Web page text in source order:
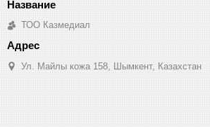
ТОО Казмедиал
Ул. Майлы кожа 158, Шымкент, Казахстан